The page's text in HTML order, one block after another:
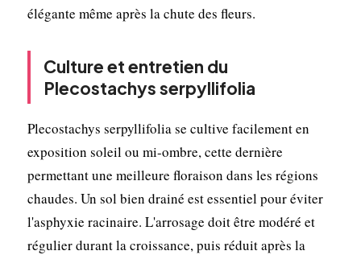
élégante même après la chute des fleurs.
Culture et entretien du
Plecostachys serpyllifolia
Plecostachys serpyllifolia se cultive facilement en
exposition soleil ou mi-ombre, cette dernière
permettant une meilleure floraison dans les régions
chaudes. Un sol bien drainé est essentiel pour éviter
l'asphyxie racinaire. L'arrosage doit être modéré et
régulier durant la croissance, puis réduit après la